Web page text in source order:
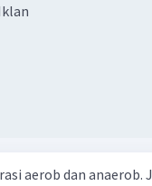
dan anaerob. Jelaskan